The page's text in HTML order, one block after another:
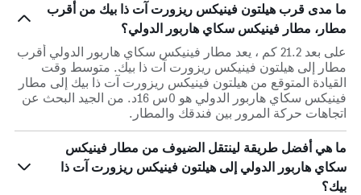
ما مدى قرب هيلتون فينيكس ريزورت آت ذا بيك من أقرب
مطار، مطار فينيكس سكاي هاربور الدولي؟
على بعد 21.2 كم ، يعد مطار فينيكس سكاي هاربور الدولي أقرب
مطار إلى هيلتون فينيكس ريزورت آت ذا بيك. متوسط وقت
القيادة المتوقع من هيلتون فينيكس ريزورت آت ذا بيك إلى مطار
فينيكس سكاي هاربور الدولي هو 0س 16د. من الجيد البحث عن
اتجاهات حركة المرور بين فندقك والمطار.
ما هي أفضل طريقة لينتقل الضيوف من مطار فينيكس
سكاي هاربور الدولي إلى هيلتون فينيكس ريزورت آت ذا
بيك؟